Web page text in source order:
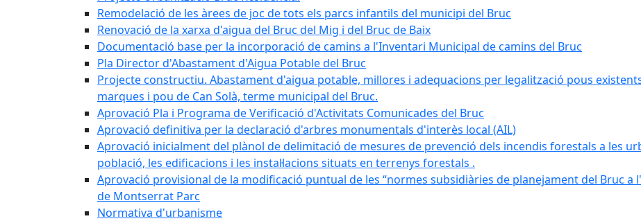
Remodelació de les àrees de joc de tots els parcs infantils del municipi del Bruc
Renovació de la xarxa d'aigua del Bruc del Mig i del Bruc de Baix
Documentació base per la incorporació de camins a l'Inventari Municipal de camins del Bruc
Pla Director d'Abastament d'Aigua Potable del Bruc
Projecte constructiu. Abastament d'aigua potable, millores i adequacions per legalització pous
marques i pou de Can Solà, terme municipal del Bruc.
Aprovació Pla i Programa de Verificació d'Activitats Comunicades del Bruc
Aprovació definitiva per la declaració d'arbres monumentals d'interès local (AIL)
Aprovació inicialment del plànol de delimitació de mesures de prevenció dels incendis forestals a les
població, les edificacions i les instal·lacions situats en terrenys forestals .
Aprovació provisional de la modificació puntual de les “normes subsidiàries de planejament del Bruc a
de Montserrat Parc
Normativa d'urbanisme